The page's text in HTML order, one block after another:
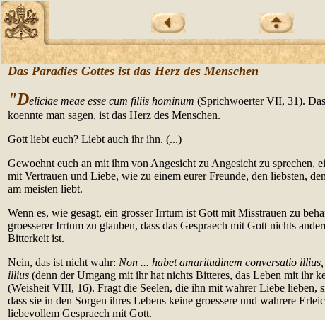
Das Paradies Gottes ist das Herz des Menschen
"Deliciae meae esse cum filiis hominum (Sprichwoerter VII, 31).
koennte man sagen, ist das Herz des Menschen.
Gott liebt euch? Liebt auch ihr ihn. (...)
Gewoehnt euch an mit ihm von Angesicht zu Angesicht zu sprechen,
mit Vertrauen und Liebe, wie zu einem eurer Freunde, den liebsten,
am meisten liebt.
Wenn es, wie gesagt, ein grosser Irrtum ist Gott mit Misstrauen zu
groesserer Irrtum zu glauben, dass das Gespraech mit Gott nichts
Bitterkeit ist.
Nein, das ist nicht wahr: Non ... habet amaritudinem conversatio
illius (denn der Umgang mit ihr hat nichts Bitteres, das Leben mit ihr
(Weisheit VIII, 16). Fragt die Seelen, die ihn mit wahrer Liebe lieben,
dass sie in den Sorgen ihres Lebens keine groessere und wahrere
liebevollem Gespraech mit Gott.